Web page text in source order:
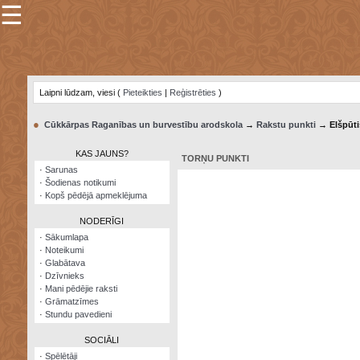
×
Šodienas
Visatcera
almanahs
☰
Laipni lūdzam, viesi ( Pieteikties | Reģistrēties )
● Cūkkārpas Raganības un burvestību arodskola→ Rakstu punkti→
KAS JAUNS?
· Sarunas
· Šodienas notikumi
· Kopš pēdējā apmeklējuma
NODERĪGI
· Sākumlapa
· Noteikumi
· Glabātava
· Dzīvnieks
· Mani pēdējie raksti
· Grāmatzīmes
· Stundu pavedieni
SOCIĀLI
· Spēlētāji
TORŅU PUNKTI